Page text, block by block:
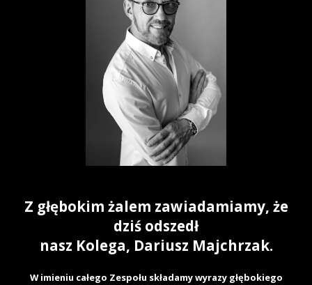
Z głębokim żalem zawiadamiamy, że
dziś odszedł
nasz Kolega, Dariusz Majchrzak.
W imieniu całego Zespołu składamy wyrazy głębokiego